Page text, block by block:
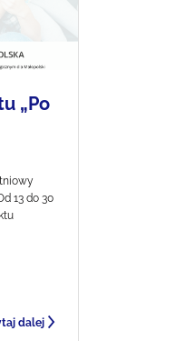
„Po
13 do 30
dalej